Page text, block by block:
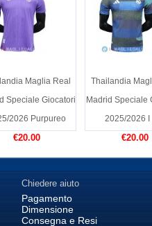
Maglia Real
Speciale Giocatori
2026 Purpureo
€20.00
Thailandia
Madrid Speciale
2025/2026 I
€20.00
Chiedere aiuto
Pagamento
Dimensione
Consegna e Resi